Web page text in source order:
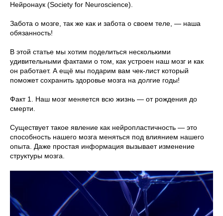
Нейронаук (Society for Neuroscience).
Забота о мозге, так же как и забота о своем теле, — наша
обязанность!
В этой статье мы хотим поделиться несколькими
удивительными фактами о том, как устроен наш мозг и как
он работает. А ещё мы подарим вам чек-лист который
поможет сохранить здоровье мозга на долгие годы!
Факт 1. Наш мозг меняется всю жизнь — от рождения до
смерти.
Существует такое явление как нейропластичность — это
способность нашего мозга меняться под влиянием нашего
опыта. Даже простая информация вызывает изменение
структуры мозга.